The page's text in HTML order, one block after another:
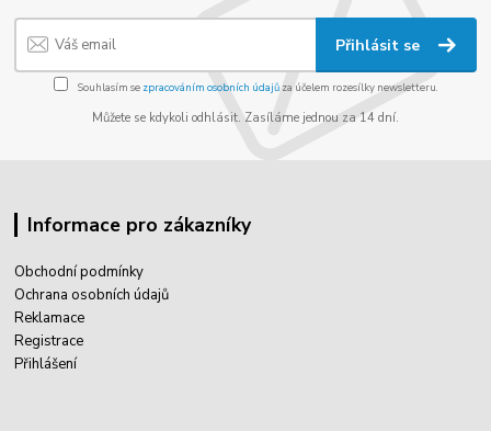
Přihlásit se
Souhlasím se zpracováním osobních údajůza účelem rozesílky newsletteru.
Můžete se kdykoli odhlásit. Zasíláme jednou za 14 dní.
Informace pro zákazníky
Obchodní podmínky
Ochrana osobních údajů
Reklamace
Registrace
Přihlášení